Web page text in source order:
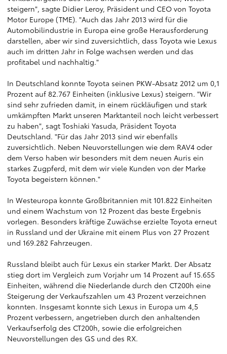
steigern", sagte Didier Leroy, Präsident und CEO von Toyota
Motor Europe (TME). "Auch das Jahr 2013 wird für die
Automobilindustrie in Europa eine große Herausforderung
darstellen, aber wir sind zuversichtlich, dass Toyota wie Lexus
auch im dritten Jahr in Folge wachsen werden und das
profitabel und nachhaltig."
In Deutschland konnte Toyota seinen PKW-Absatz 2012 um 0,1
Prozent auf 82.767 Einheiten (inklusive Lexus) steigern. "Wir
sind sehr zufrieden damit, in einem rückläufigen und stark
umkämpften Markt unseren Marktanteil noch leicht verbessert
zu haben", sagt Toshiaki Yasuda, Präsident Toyota
Deutschland. "Für das Jahr 2013 sind wir ebenfalls
zuversichtlich. Neben Neuvorstellungen wie dem RAV4 oder
dem Verso haben wir besonders mit dem neuen Auris ein
starkes Zugpferd, mit dem wir viele Kunden von der Marke
Toyota begeistern können."
In Westeuropa konnte Großbritannien mit 101.822 Einheiten
und einem Wachstum von 12 Prozent das beste Ergebnis
vorlegen. Besonders kräftige Zuwächse erzielte Toyota erneut
in Russland und der Ukraine mit einem Plus von 27 Prozent
und 169.282 Fahrzeugen.
Russland bleibt auch für Lexus ein starker Markt. Der Absatz
stieg dort im Vergleich zum Vorjahr um 14 Prozent auf 15.655
Einheiten, während die Niederlande durch den CT200h eine
Steigerung der Verkaufszahlen um 43 Prozent verzeichnen
konnten. Insgesamt konnte sich Lexus in Europa um 4,5
Prozent verbessern, angetrieben durch den anhaltenden
Verkaufserfolg des CT200h, sowie die erfolgreichen
Neuvorstellungen des GS und des RX.